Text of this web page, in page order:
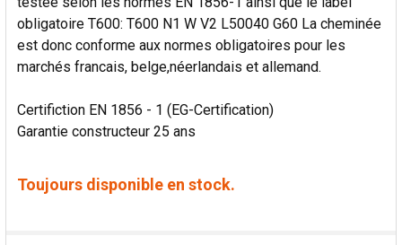
obligatoire T600: T600 N1 W V2 L50040 G60 La cheminée
est donc conforme aux normes obligatoires pour les
marchés francais, belge,néerlandais et allemand.
Certifiction EN 1856 - 1 (EG-Certification)
Garantie constructeur 25 ans
Toujours disponible en stock.